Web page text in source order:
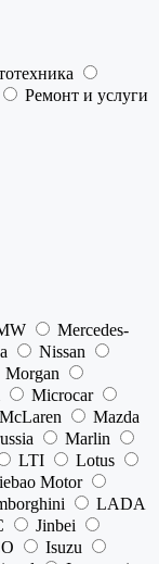
Ремонт и услуги
Mercedes-
Nissan
Morgan
Microcar
McLaren
Mazda
Marlin
LTI
Lotus
Motor
LADA
Jinbei
Isuzu